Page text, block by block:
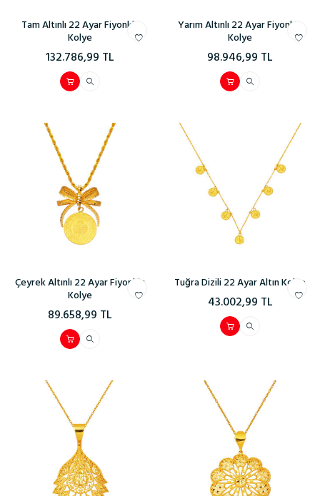
Tam Altınlı 22 Ayar Fiyonklu
Kolye
132.786,99 TL
Yarım Altınlı 22 Ayar Fiyonklu
Kolye
98.946,99 TL
Çeyrek Altınlı 22 Ayar Fiyonklu
Kolye
89.658,99 TL
Tuğra Dizili 22 Ayar Altın Kolye
43.002,99 TL